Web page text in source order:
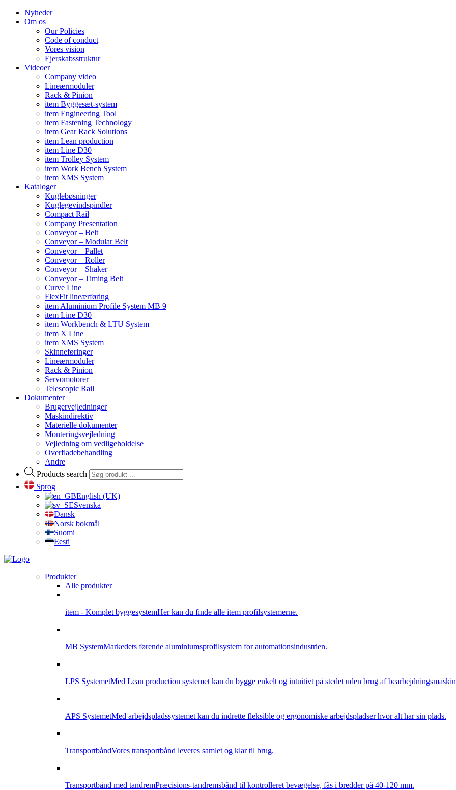
Nyheder
Om os
Our Policies
Code of conduct
Vores vision
Ejerskabsstruktur
Videoer
Company video
Lineærmoduler
Rack & Pinion
item Byggesæt-system
item Engineering Tool
item Fastening Technology
item Gear Rack Solutions
item Lean production
item Line D30
item Trolley System
item Work Bench System
item XMS System
Kataloger
Kuglebøsninger
Kuglegevindspindler
Compact Rail
Company Presentation
Conveyor – Belt
Conveyor – Modular Belt
Conveyor – Pallet
Conveyor – Roller
Conveyor – Shaker
Conveyor – Timing Belt
Curve Line
FlexFit lineærføring
item Aluminium Profile System MB 9
item Line D30
item Workbench & LTU System
item X Line
item XMS System
Skinneføringer
Lineærmoduler
Rack & Pinion
Servomotorer
Telescopic Rail
Dokumenter
Brugervejledninger
Maskindirektiv
Materielle dokumenter
Monteringsvejledning
Vejledning om vedligeholdelse
Overfladebehandling
Andre
Products search
Sprog
English (UK)
Svenska
Dansk
Norsk bokmål
Suomi
Eesti
Produkter
Alle produkter
item - Komplet byggesystemHer kan du finde alle item profilsystemerne.
MB SystemMarkedets førende aluminiumsprofilsystem for automationsindustrien.
LPS SystemetMed Lean production systemet kan du bygge enkelt og intuitivt på stedet uden brug af
APS SystemetMed arbejdspladssystemet kan du indrette fleksible og ergonomiske arbejdspladser hvor alt har sin plads.
TransportbåndVores transportbånd leveres samlet og klar til brug.
Transportbånd med tandremPræcisions-tandremsbånd til kontrolleret bevægelse, fås i bredder på 40-120 mm.